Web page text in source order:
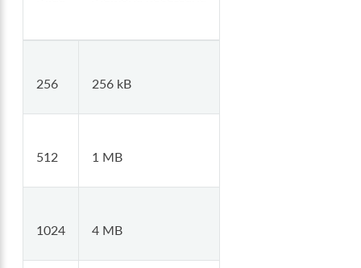
256 256 kB
512 1 MB
1024 4 MB